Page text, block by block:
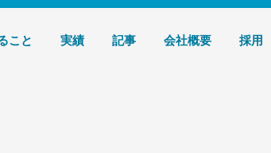
ザイン
こと 実績 記事 会社概要 採用